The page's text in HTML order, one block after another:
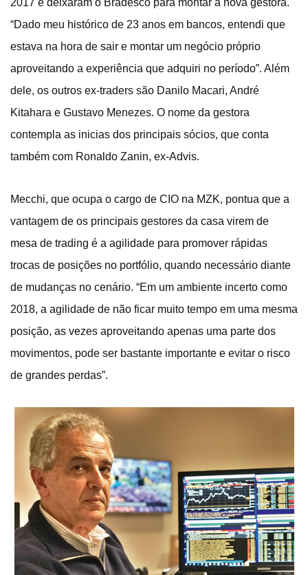
2017 e deixaram o Bradesco para montar a nova gestora.
“Dado meu histórico de 23 anos em bancos, entendi que
estava na hora de sair e montar um negócio próprio
aproveitando a experiência que adquiri no período”. Além
dele, os outros ex-traders são Danilo Macari, André
Kitahara e Gustavo Menezes. O nome da gestora
contempla as inicias dos principais sócios, que conta
também com Ronaldo Zanin, ex-Advis.
Mecchi, que ocupa o cargo de CIO na MZK, pontua que a
vantagem de os principais gestores da casa virem de
mesa de trading é a agilidade para promover rápidas
trocas de posições no portfólio, quando necessário diante
de mudanças no cenário. “Em um ambiente incerto como
2018, a agilidade de não ficar muito tempo em uma mesma
posição, as vezes aproveitando apenas uma parte dos
movimentos, pode ser bastante importante e evitar o risco
de grandes perdas”.